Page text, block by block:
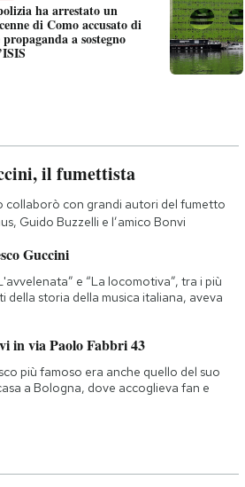
ha arrestato un
di Como accusato di
a sostegno
il fumettista
collaborò con grandi autori del fumetto
Guido Buzzelli e l’amico Bonvi
Guccini
e “La locomotiva”, tra i più
della storia della musica italiana, aveva
in via Paolo Fabbri 43
più famoso era anche quello del suo
a Bologna, dove accoglieva fan e